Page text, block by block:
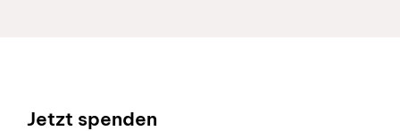
Jetzt spenden